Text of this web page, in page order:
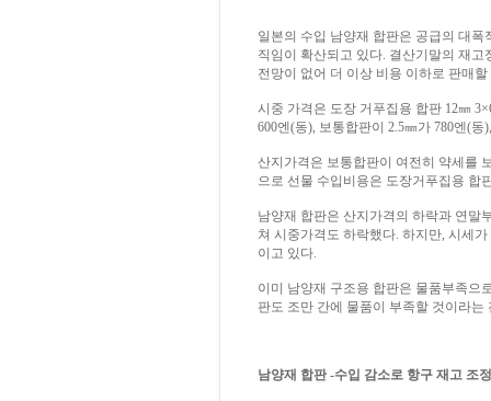
일본의 수입 남양재 합판은 공급의 대
직임이 확산되고 있다. 결산기말의 재
전망이 없어 더 이상 비용 이하로 판매
시중 가격은 도장 거푸집용 합판 12㎜
600엔(동), 보통합판이 2.5㎜가 780엔(
산지가격은 보통합판이 여전히 약세를
으로 선물 수입비용은 도장거푸집용 합
남양재 합판은 산지가격의 하락과 연말
쳐 시중가격도 하락했다. 하지만, 시세
이고 있다.
이미 남양재 구조용 합판은 물품부족으
판도 조만 간에 물품이 부족할 것이라는
남양재 합판 -수입 감소로 항구 재고 조